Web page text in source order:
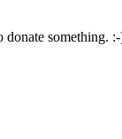
something.